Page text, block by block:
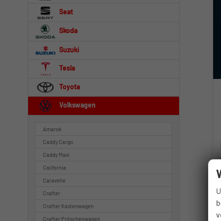
Seat
Skoda
Suzuki
Tesla
Toyota
Volkswagen
Amarok
Caddy Cargo
Caddy Maxi
California
Caravelle
Crafter
Crafter Kastenwagen
Crafter Pritschenwagen